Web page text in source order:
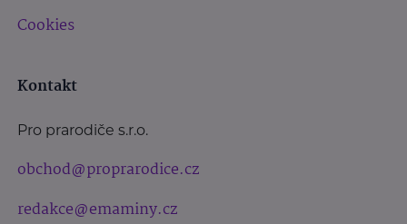
Cookies
Kontakt
Pro prarodiče s.r.o.
obchod@proprarodice.cz
redakce@emaminy.cz